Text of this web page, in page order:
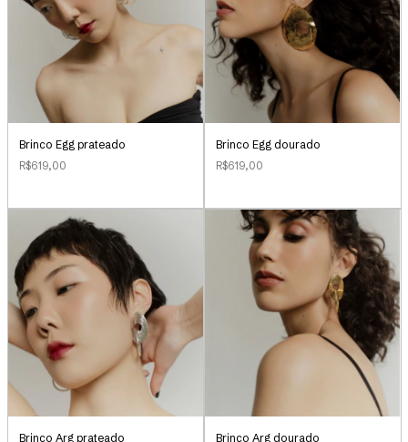
Brinco Egg prateado
R$619,00
Brinco Egg dourado
R$619,00
Brinco Arg prateado
Brinco Arg dourado